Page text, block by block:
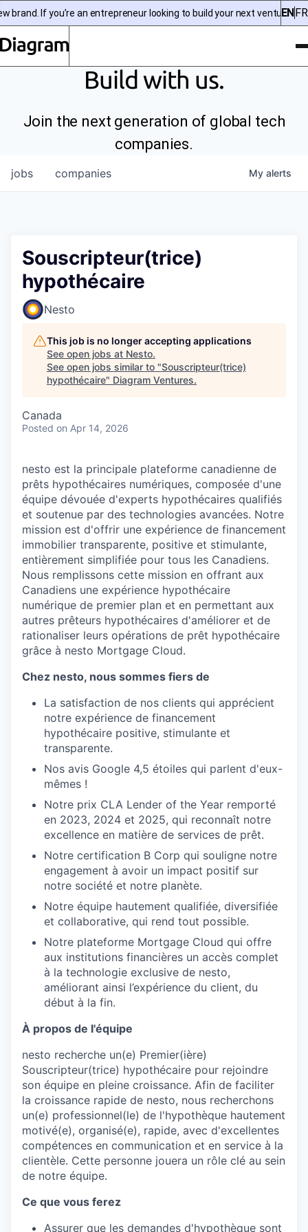
brand. If you’re an entrepreneur looking to build your next venture,
ENFR
Build with us.
Join the next generation of global tech
companies.
jobs companies My alerts
Souscripteur(trice)
hypothécaire
Nesto
This job is no longer accepting applications
See open jobs at Nesto.
See open jobs similar to "Souscripteur(trice)
hypothécaire" Diagram Ventures.
Canada
Posted on Apr 14, 2026
nesto est la principale plateforme canadienne de
prêts hypothécaires numériques, composée d'une
équipe dévouée d'experts hypothécaires qualifiés
et soutenue par des technologies avancées. Notre
mission est d'offrir une expérience de financement
immobilier transparente, positive et stimulante,
entièrement simplifiée pour tous les Canadiens.
Nous remplissons cette mission en offrant aux
Canadiens une expérience hypothécaire
numérique de premier plan et en permettant aux
autres prêteurs hypothécaires d'améliorer et de
rationaliser leurs opérations de prêt hypothécaire
grâce à nesto Mortgage Cloud.
Chez nesto, nous sommes fiers de
La satisfaction de nos clients qui apprécient
notre expérience de financement
hypothécaire positive, stimulante et
transparente.
Nos avis Google 4,5 étoiles qui parlent d'eux-
mêmes !
Notre prix CLA Lender of the Year remporté
en 2023, 2024 et 2025, qui reconnaît notre
excellence en matière de services de prêt.
Notre certification B Corp qui souligne notre
engagement à avoir un impact positif sur
notre société et notre planète.
Notre équipe hautement qualifiée, diversifiée
et collaborative, qui rend tout possible.
Notre plateforme Mortgage Cloud qui offre
aux institutions financières un accès complet
à la technologie exclusive de nesto,
améliorant ainsi l’expérience du client, du
début à la fin.
À propos de l'équipe
nesto recherche un(e) Premier(ière)
Souscripteur(trice) hypothécaire pour rejoindre
son équipe en pleine croissance. Afin de faciliter
la croissance rapide de nesto, nous recherchons
un(e) professionnel(le) de l'hypothèque hautement
motivé(e), organisé(e), rapide, avec d'excellentes
compétences en communication et en service à la
clientèle. Cette personne jouera un rôle clé au sein
de notre équipe.
Ce que vous ferez
Assurer que les demandes d'hypothèque sont